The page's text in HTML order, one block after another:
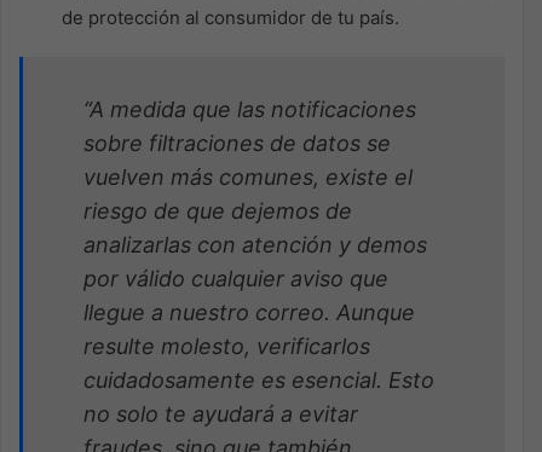
de protección al consumidor de tu país.
“A medida que las notificaciones
sobre filtraciones de datos se
vuelven más comunes, existe el
riesgo de que dejemos de
analizarlas con atención y demos
por válido cualquier aviso que
llegue a nuestro correo. Aunque
resulte molesto, verificarlos
cuidadosamente es esencial. Esto
no solo te ayudará a evitar